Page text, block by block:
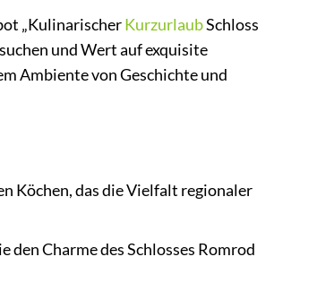
„KulinarischerKurzurlaubSchloss
und Wert auf exquisite
Ambiente von Geschichte und
Köchen, das die Vielfalt regionaler
Charme des Schlosses Romrod